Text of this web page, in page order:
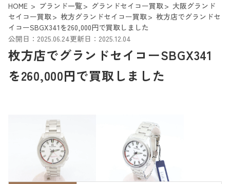
HOME ブランド一覧 グランドセイコー買取
大阪グランド
セイコー買取
枚方グランドセイコー買取
枚方店でグランドセ
イコーSBGX341を260,000円で買取しました
公開日：2025.06.24更新日：2025.12.04
枚方店でグランドセイコーSBGX341
を260,000円で買取しました